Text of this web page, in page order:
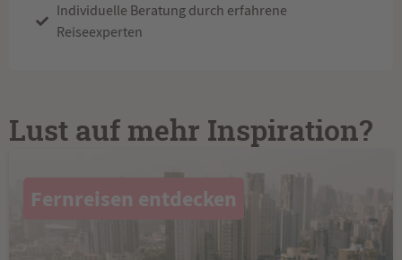
Individuelle Beratung durch erfahrene
Reiseexperten
Lust auf mehr Inspiration?
Fernreisen entdecken